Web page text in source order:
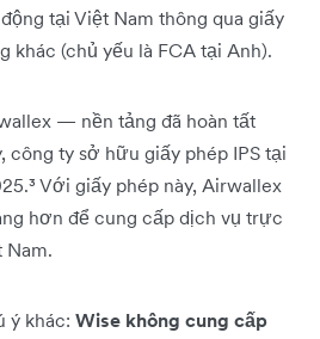
tại Việt Nam thông qua giấy
khác (chủ yếu là FCA tại Anh).
— nền tảng đã hoàn tất
công ty sở hữu giấy phép IPS tại
Với giấy phép này, Airwallex
hơn để cung cấp dịch vụ trực
ý khác: Wise không cung cấp